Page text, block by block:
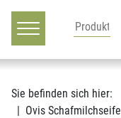
Hauptnavigation
Zum Inhalt
Sie befinden sich hier:
Ovis